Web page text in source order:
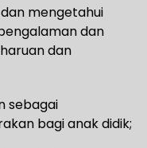
mengetahui
dan
dan
sebagai
bagi anak didik;